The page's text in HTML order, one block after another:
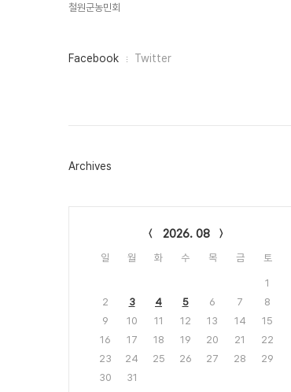
철원군농민회
페
그
Facebook Twitter
Archives
2026. 08
일 월 화 수 목 금 토
1
2
3 4 5 6 7
8
9
10 11 12 13 14
15
16
17 18 19 20 21
22
23
24 25 26 27 28
29
30
31